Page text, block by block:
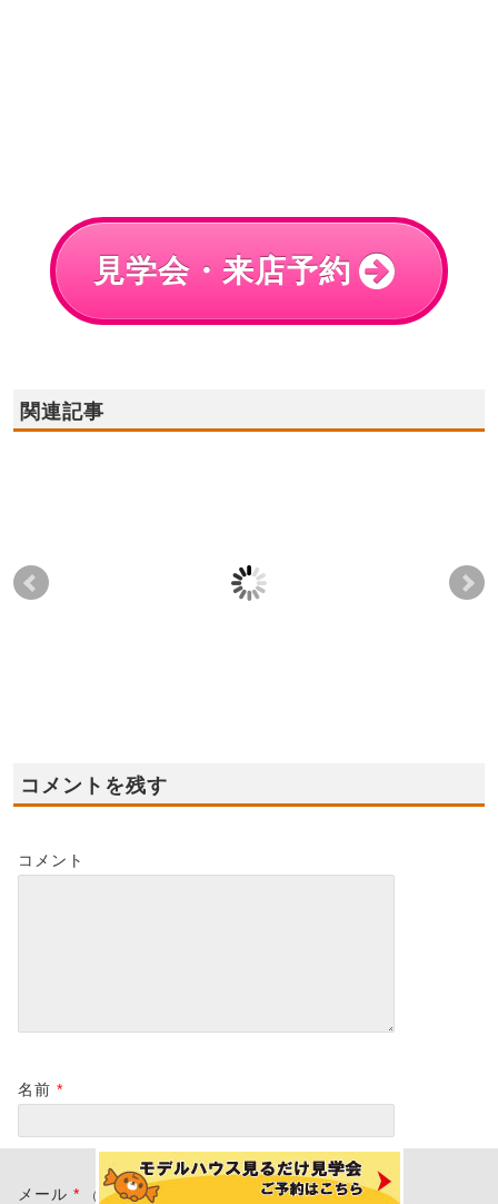
見学会・来店予約
関連記事
12月2日(土),3日(日)岩
2022年1月22日(土),23
コメントを残す
コメント
名前 *
メール * （公開されません）